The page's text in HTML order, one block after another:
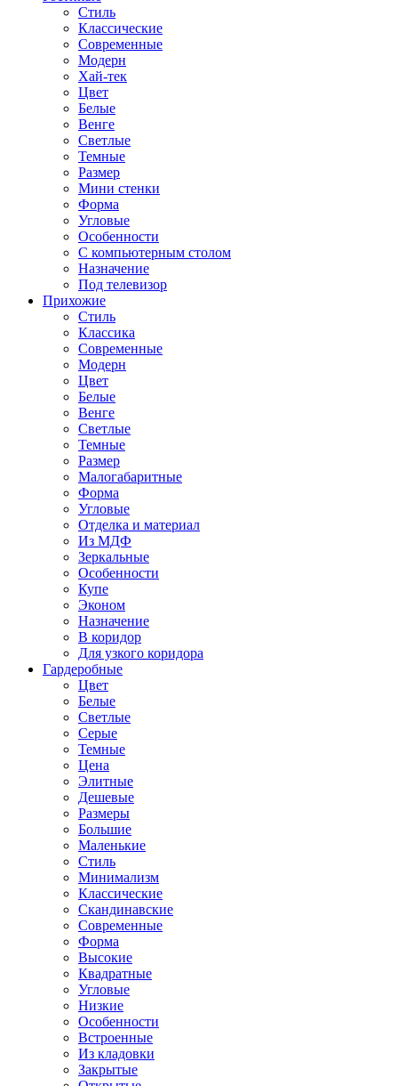
Стиль
Классические
Современные
Модерн
Хай-тек
Цвет
Белые
Венге
Светлые
Темные
Размер
Мини стенки
Форма
Угловые
Особенности
С компьютерным столом
Назначение
Под телевизор
Прихожие
Стиль
Классика
Современные
Модерн
Цвет
Белые
Венге
Светлые
Темные
Размер
Малогабаритные
Форма
Угловые
Отделка и материал
Из МДФ
Зеркальные
Особенности
Купе
Эконом
Назначение
В коридор
Для узкого коридора
Гардеробные
Цвет
Белые
Светлые
Серые
Темные
Цена
Элитные
Дешевые
Размеры
Большие
Маленькие
Стиль
Минимализм
Классические
Скандинавские
Современные
Форма
Высокие
Квадратные
Угловые
Низкие
Особенности
Встроенные
Из кладовки
Закрытые